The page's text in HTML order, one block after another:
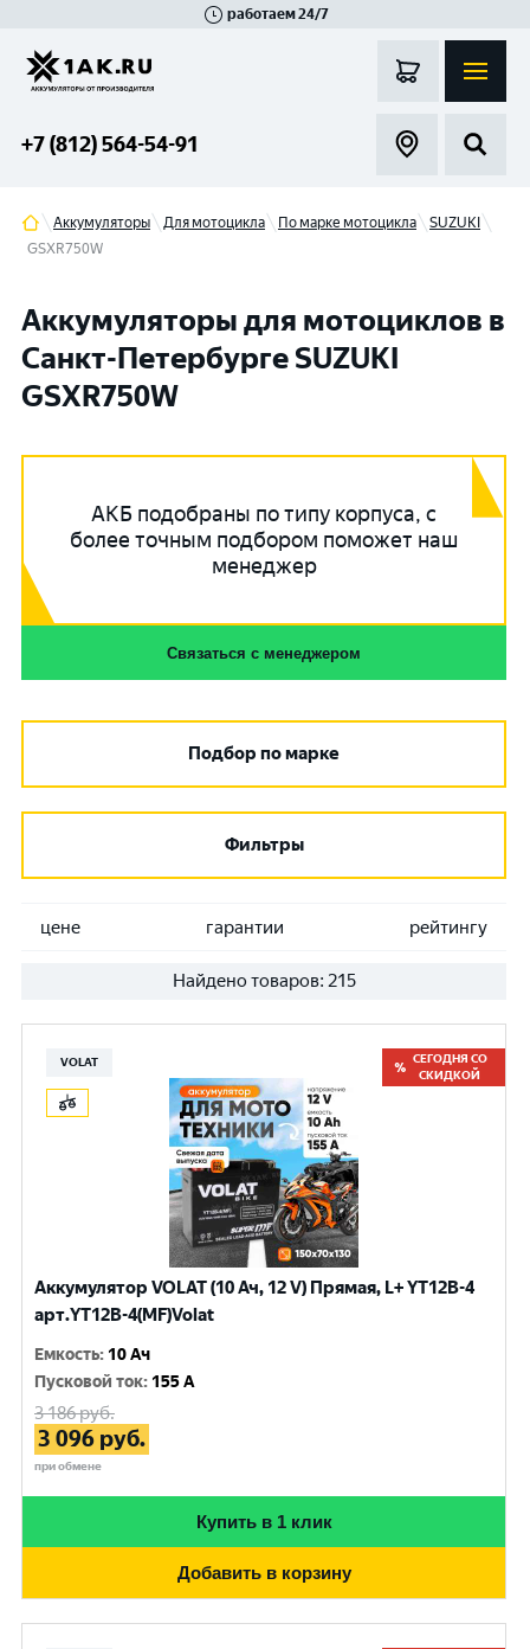
работаем 24/7
+7 (812) 564-54-91
Аккумуляторы Для мотоцикла По марке мотоцикла
SUZUKI
GSXR750W
Аккумуляторы для мотоциклов в
Санкт-Петербурге SUZUKI
GSXR750W
АКБ подобраны по типу корпуса, с
более точным подбором поможет наш
менеджер
Связаться с менеджером
Подбор по марке
Фильтры
цене гарантии рейтингу
Найдено товаров: 215
VOLAT
СЕГОДНЯ СО
СКИДКОЙ
Аккумулятор VOLAT (10 Ач, 12 V) Прямая, L+ YT12B-4
арт.YT12B-4(MF)Volat
Емкость: 10 Ач
Пусковой ток: 155 A
3 186руб.
3 096 руб.
при обмене
Купить в 1 клик
Добавить в корзину
Гатчина